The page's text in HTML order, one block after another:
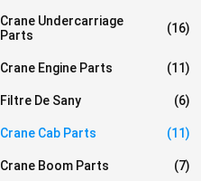
Crane Undercarriage
Parts
(16)
Crane Engine Parts (11)
Filtre De Sany (6)
Crane Cab Parts (11)
Crane Boom Parts (7)